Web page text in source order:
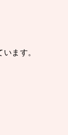
ます。